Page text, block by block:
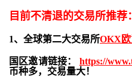
目前不清退的交易所推荐：
1、全球第二大交易所OKX
国区邀请链接： https://
币种多，交易量大！